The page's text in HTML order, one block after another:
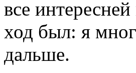
все
ход был: я
дальше.